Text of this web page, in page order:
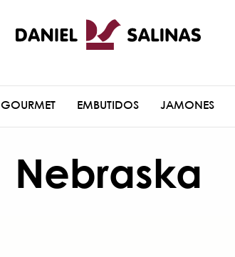
GOURMET EMBUTIDOS JAMONES
Nebraska